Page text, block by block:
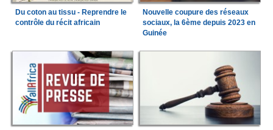
Du coton au tissu - Reprendre le
contrôle du récit africain
Nouvelle coupure des réseaux
sociaux, la 6ème depuis 2023 en
Guinée